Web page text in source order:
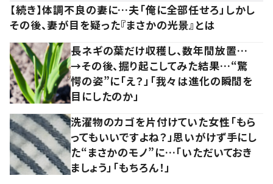
【続き】体調不良の妻に…夫「俺に全部任せろ」しかし
その後、妻が目を疑った『まさかの光景』とは
長ネギの葉だけ収穫し、数年間放置…
→その後、掘り起こしてみた結果…“驚
愕の姿”に「え？」「我々は進化の瞬間を
目にしたのか」
洗濯物のカゴを片付けていた女性「もら
ってもいいですよね？」思いがけず手にし
た“まさかのモノ”に…「いただいておき
ましょう」「もちろん！」